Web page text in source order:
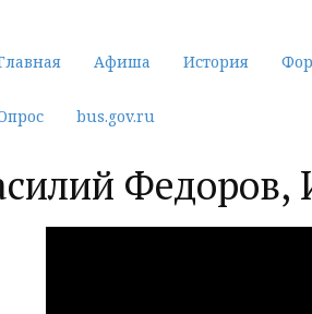
Афиша История
bus.gov.ru
Федоров,